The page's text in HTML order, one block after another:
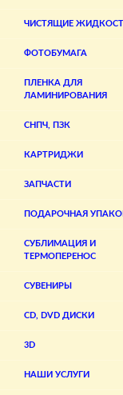
ЧИСТЯЩИЕ
ФОТОБУМАГА
ПЛЕНКА ДЛЯ
ЛАМИНИРОВАНИЯ
СНПЧ, ПЗК
КАРТРИДЖИ
ЗАПЧАСТИ
ПОДАРОЧНАЯ
СУБЛИМАЦИЯ И
ТЕРМОПЕРЕНОС
СУВЕНИРЫ
CD, DVD ДИСКИ
3D
НАШИ УСЛУГИ